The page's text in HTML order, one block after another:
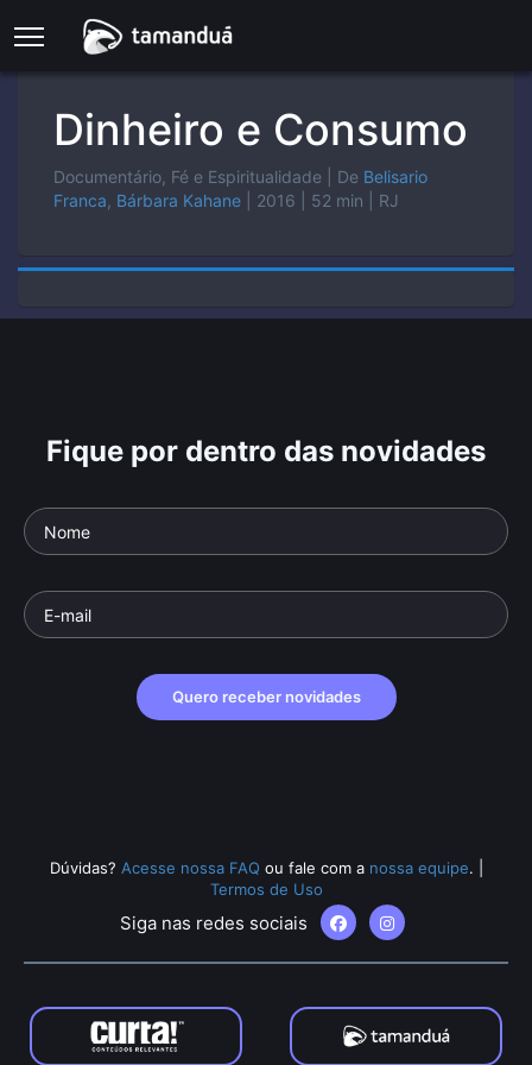
Dinheiro e Consumo
Documentário, Fé e Espiritualidade | De Belisario
Franca Bárbara Kahane | 2016 | 52 min | RJ
Fique por dentro das novidades
Quero receber novidades
Dúvidas? Acesse nossa FAQ ou fale com a nossa equipe.
Termos de Uso
Siga nas redes sociais